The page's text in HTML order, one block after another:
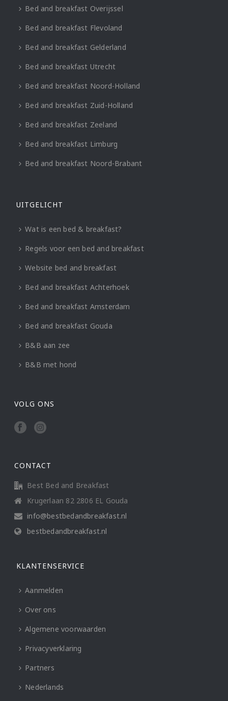
Bed and breakfast Overijssel
Bed and breakfast Flevoland
Bed and breakfast Gelderland
Bed and breakfast Utrecht
Bed and breakfast Noord-Holland
Bed and breakfast Zuid-Holland
Bed and breakfast Zeeland
Bed and breakfast Limburg
Bed and breakfast Noord-Brabant
UITGELICHT
Wat is een bed & breakfast?
Regels voor een bed and breakfast
Website bed and breakfast
Bed and breakfast Achterhoek
Bed and breakfast Amsterdam
Bed and breakfast Gouda
B&B aan zee
B&B met hond
VOLG ONS
CONTACT
Best Bed and Breakfast
Krugerlaan 82 2806 EL Gouda
info@bestbedandbreakfast.nl
bestbedandbreakfast.nl
KLANTENSERVICE
Aanmelden
Over ons
Algemene voorwaarden
Privacyverklaring
Partners
Nederlands